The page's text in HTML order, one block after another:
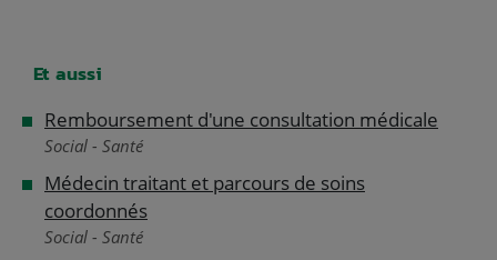
Et aussi
Remboursement d'une consultation médicale
Social - Santé
Médecin traitant et parcours de soins
coordonnés
Social - Santé